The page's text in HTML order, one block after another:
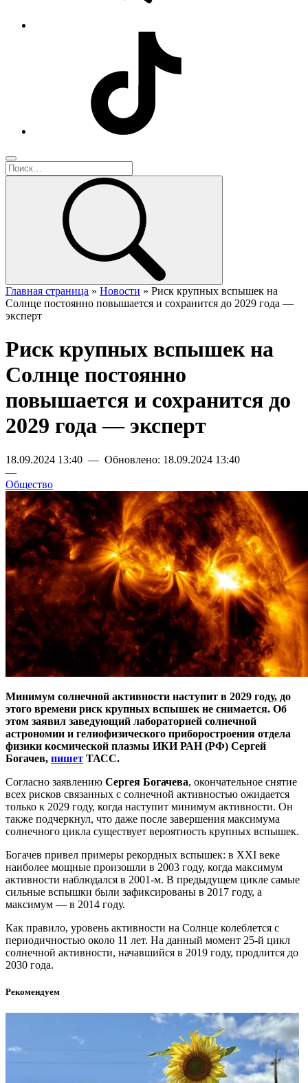
Главная страница » Новости » Риск крупных вспышек на
Солнце постоянно повышается и сохранится до 2029 года —
эксперт
Риск крупных вспышек на
Солнце постоянно
повышается и сохранится до
2029 года — эксперт
18.09.2024 13:40 — Обновлено: 18.09.2024 13:40
—
Общество
Минимум солнечной активности наступит в 2029 году, до
этого времени риск крупных вспышек не снимается. Об
этом заявил заведующий лабораторией солнечной
астрономии и гелиофизического приборостроения отдела
физики космической плазмы ИКИ РАН (РФ) Сергей
Богачев, пишет ТАСС.
Согласно заявлению Сергея Богачева, окончательное снятие
всех рисков связанных с солнечной активностью ожидается
только к 2029 году, когда наступит минимум активности. Он
также подчеркнул, что даже после завершения максимума
солнечного цикла существует вероятность крупных вспышек.
Богачев привел примеры рекордных вспышек: в XXI веке
наиболее мощные произошли в 2003 году, когда максимум
активности наблюдался в 2001-м. В предыдущем цикле самые
сильные вспышки были зафиксированы в 2017 году, а
максимум — в 2014 году.
Как правило, уровень активности на Солнце колеблется с
периодичностью около 11 лет. На данный момент 25-й цикл
солнечной активности, начавшийся в 2019 году, продлится до
2030 года.
Рекомендуем